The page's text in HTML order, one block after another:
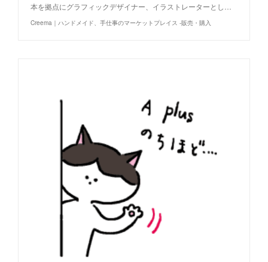
本を拠点にグラフィックデザイナー、イラストレーターとし…
Creema｜ハンドメイド、手仕事のマーケットプレイス -販売・購入